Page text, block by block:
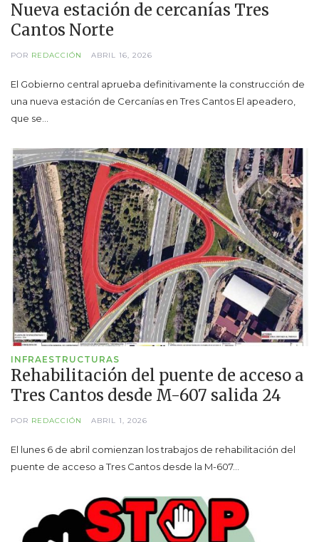
Nueva estación de cercanías Tres
Cantos Norte
POR REDACCIÓN ABRIL 16, 2026
El Gobierno central aprueba definitivamente la construcción de
una nueva estación de Cercanías en Tres Cantos El apeadero,
que se…
INFRAESTRUCTURAS
Rehabilitación del puente de acceso a
Tres Cantos desde M-607 salida 24
POR REDACCIÓN ABRIL 1, 2026
El lunes 6 de abril comienzan los trabajos de rehabilitación del
puente de acceso a Tres Cantos desde la M-607…